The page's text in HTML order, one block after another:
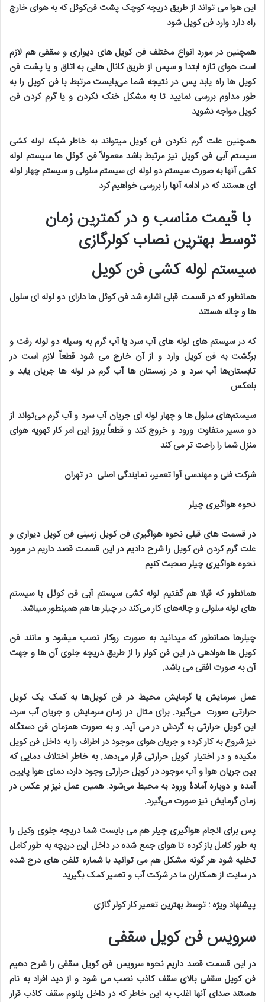
این هوا می تواند از طریق دریچه کوچک پشت فن‌کوئل که به هوای خارج
راه دارد وارد فن کویل شود
همچنین در مورد انواع مختلف فن کویل های دیواری و سقفی هم لازم
است هوای تازه ابتدا و سپس از طریق کانال هایی به اتاق و یا پشت فن
کویل ها راه یابد پس در نتیجه شما می‌بایست مرتبط با فن کویل را به
طور مداوم بررسی نمایید تا به مشکل خنک نکردن و یا گرم کردن فن
کویل مواجه نشوید
همچنین علت گرم نکردن فن کویل میتواند به خاطر شبکه لوله کشی
سیستم آبی فن کویل نیز مرتبط باشد معمولاً فن کوئل ها سیستم لوله
کشی آنها به صورت سیستم دو لوله ای سیستم سلولی و سیستم چهار لوله
ای هستند که در ادامه آنها را بررسی خواهیم کرد
با قیمت مناسب و در کمترین زمان
توسط بهترین نصاب کولرگازی
سیستم لوله کشی فن کویل
همانطور که در قسمت قبلی اشاره شد فن کوئل ها دارای دو لوله ای سلول
ها و چاله هستند
که در سیستم های لوله های آب سرد یا آب گرم به وسیله دو لوله رفت و
برگشت به فن کویل وارد و از آن خارج می شود قطعاً لازم است در
تابستان‌ها آب سرد و در زمستان ها آب گرم در لوله ها جریان یابد و
بلعکس
سیستم‌های سلول ها و چهار لوله ای جریان آب سرد و آب گرم می‌تواند از
دو مسیر متفاوت ورود و خروج کند و قطعاً بروز این امر کار تهویه هوای
منزل شما را راحت تر می کند
شرکت فنی و مهندسی آوا تعمیر، نمایندگی اصلی در تهران
نحوه هواگیری چیلر
در قسمت های قبلی نحوه هواگیری فن کویل زمینی فن کویل دیواری و
علت گرم کردن فن کویل را شرح دادیم در این قسمت قصد داریم در مورد
نحوه هواگیری چیلر صحبت کنیم
همانطور که قبلا هم گفتیم لوله کشی سیستم آبی فن کوئل با سیستم
های لوله سلولی و چاله‌های کار می‌کند در چیلر ها هم همینطور میباشد.
چیلرها همانطور که میدانید به صورت روکار نصب میشود و مانند فن
کویل ها هوادهی در این فن کولر را از طریق دریچه جلوی آن ها و جهت
آن به صورت افقی می باشد.
عمل سرمایش یا گرمایش محیط در فن کویل‌ها به کمک یک کویل
حرارتی صورت می‌گیرد. برای مثال در زمان سرمایش و جریان آب سرد،
این کویل حرارتی به گردش در می آید. و به صورت همزمان فن دستگاه
نیز شروع به کار کرده و جریان هوای موجود در اطراف را به داخل فن کویل
مکیده و در اختیار کویل حرارتی قرار می‌دهد. به خاطر اختلاف دمایی که
بین جریان هوا و آب موجود در کویل حرارتی وجود دارد، دمای هوا پایین
آمده و دوباره آمادۀ ورود به محیط می‌شود. همین عمل نیز بر عکس در
زمان گرمایش نیز صورت می‌گیرد.
پس برای انجام هواگیری چیلر هم می بایست شما دریچه جلوی وکیل را
به طور کامل باز کرده تا هوای جمع شده در داخل این دریچه به طور کامل
تخلیه شود هر گونه مشکل هم می توانید با شماره تلفن های درج شده
در سایت از همکاران ما در شرکت آب و تعمیر کمک بگیرید
پیشنهاد ویژه : توسط بهترین تعمیر کار کولر گازی
سرویس فن کویل سقفی
در این قسمت قصد داریم نحوه سرویس فن کویل سقفی را شرح دهیم
فن کویل سقفی بالای سقف کاذب نصب می شود و از دید افراد به نام
هستند صدای آنها اغلب به این خاطر که در داخل پلنوم سقف کاذب قرار